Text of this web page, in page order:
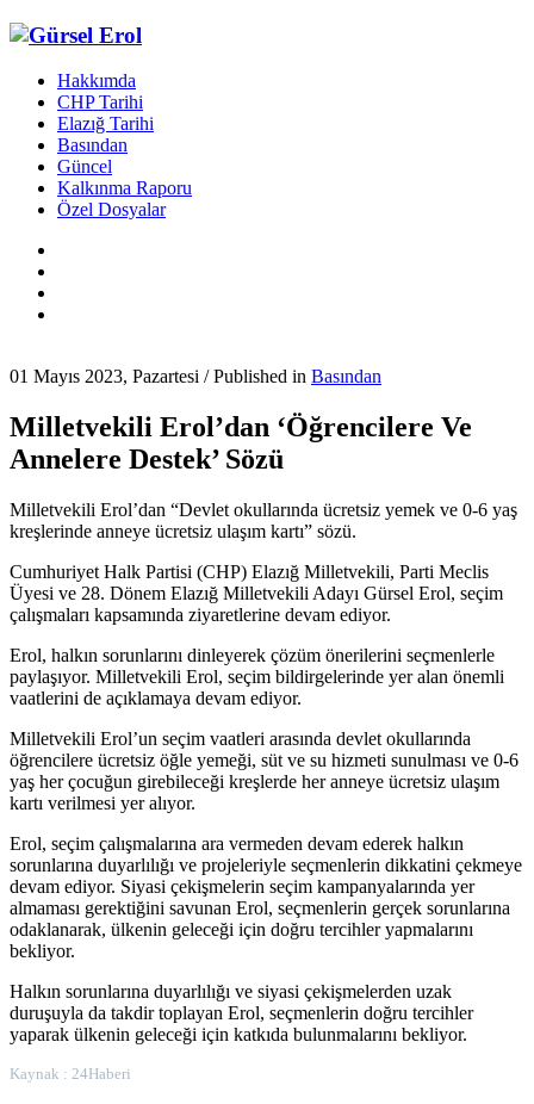
Hakkımda
CHP Tarihi
Elazığ Tarihi
Basından
Güncel
Kalkınma Raporu
Özel Dosyalar
01 Mayıs 2023, Pazartesi /Published in Basından
Milletvekili Erol’dan ‘Öğrencilere Ve
Annelere Destek’ Sözü
Milletvekili Erol’dan “Devlet okullarında ücretsiz yemek ve 0-6 yaş
kreşlerinde anneye ücretsiz ulaşım kartı” sözü.
Cumhuriyet Halk Partisi (CHP) Elazığ Milletvekili, Parti Meclis
Üyesi ve 28. Dönem Elazığ Milletvekili Adayı Gürsel Erol, seçim
çalışmaları kapsamında ziyaretlerine devam ediyor.
Erol, halkın sorunlarını dinleyerek çözüm önerilerini seçmenlerle
paylaşıyor. Milletvekili Erol, seçim bildirgelerinde yer alan önemli
vaatlerini de açıklamaya devam ediyor.
Milletvekili Erol’un seçim vaatleri arasında devlet okullarında
öğrencilere ücretsiz öğle yemeği, süt ve su hizmeti sunulması ve 0-6
yaş her çocuğun girebileceği kreşlerde her anneye ücretsiz ulaşım
kartı verilmesi yer alıyor.
Erol, seçim çalışmalarına ara vermeden devam ederek halkın
sorunlarına duyarlılığı ve projeleriyle seçmenlerin dikkatini çekmeye
devam ediyor. Siyasi çekişmelerin seçim kampanyalarında yer
almaması gerektiğini savunan Erol, seçmenlerin gerçek sorunlarına
odaklanarak, ülkenin geleceği için doğru tercihler yapmalarını
bekliyor.
Halkın sorunlarına duyarlılığı ve siyasi çekişmelerden uzak
duruşuyla da takdir toplayan Erol, seçmenlerin doğru tercihler
yaparak ülkenin geleceği için katkıda bulunmalarını bekliyor.
Kaynak : 24Haberi